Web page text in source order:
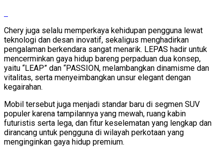
Chery juga selalu memperkaya kehidupan pengguna lewat
teknologi dan desan inovatif, sekaligus menghadirkan
pengalaman berkendara sangat menarik. LEPAS hadir untuk
mencerminkan gaya hidup bareng perpaduan dua konsep,
yaitu “LEAP” dan “PASSION, melambangkan dinamisme dan
vitalitas, serta menyeimbangkan unsur elegant dengan
kegairahan.
Mobil tersebut juga menjadi standar baru di segmen SUV
populer karena tampilannya yang mewah, ruang kabin
futuristis serta lega, dan fitur keselematan yang lengkap dan
dirancang untuk pengguna di wilayah perkotaan yang
menginginkan gaya hidup premium.